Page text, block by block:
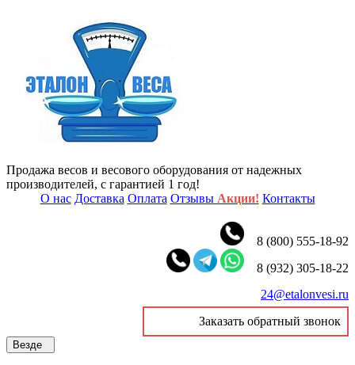
Продажа весов и весового оборудования от надежных
производителей, с гарантией 1 год!
О нас Доставка Оплата Отзывы Акции! Контакты
8 (800) 555-18-92
8 (932) 305-18-22
24@etalonvesi.ru
Заказать обратный звонок
Везде